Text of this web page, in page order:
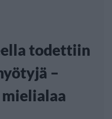
todettiin
–
mielialaa